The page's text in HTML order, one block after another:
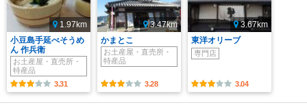
1.97km
小豆島手延べそうめ
ん 作兵衛
お土産屋・直売所・
特産品
3.31
3.47km
かまとこ
お土産屋・直売所・
特産品
3.28
3.67km
東洋オリーブ
専門店
3.04